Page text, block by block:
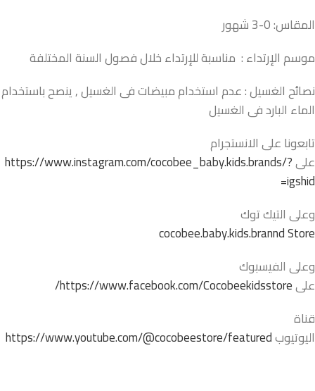
المقاس: 0-3 شهور
موسم الإرتداء : مناسبة للإرتداء خلال فصول السنة المختلفة
نصائح الغسيل : عدم استخدام مبيضات فى الغسيل , ينصح باستخدام
الماء البارد فى الغسيل
تابعونا على الانستجرام
علىhttps://www.instagram.com/cocobee_baby.kids.brands/?
igshid=
وعلى التيك توك
cocobee.baby.kids.brannd Store
وعلى الفيسبوك
علىhttps://www.facebook.com/Cocobeekidsstore/
قناة
اليوتيوبhttps://www.youtube.com/@cocobeestore/featured